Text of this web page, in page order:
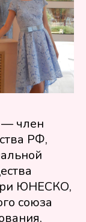
— член
РФ,
ЮНЕСКО,
союза